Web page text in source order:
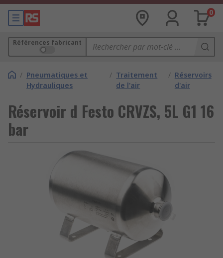
0
Références fabricant
/ Pneumatiques et
Hydrauliques
/ Traitement
de l'air
/ Réservoirs
d'air
Réservoir d Festo CRVZS, 5L G1 16
bar